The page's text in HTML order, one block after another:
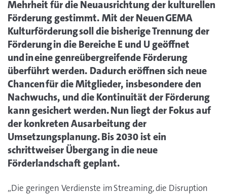
Mehrheit für die Neuausrichtung der kulturellen
Förderung gestimmt. Mit der Neuen GEMA
Kulturförderung soll die bisherige Trennung der
Förderung in die Bereiche E und U geöffnet
und in eine genreübergreifende Förderung
überführt werden. Dadurch eröffnen sich neue
Chancen für die Mitglieder, insbesondere den
Nachwuchs, und die Kontinuität der Förderung
kann gesichert werden. Nun liegt der Fokus auf
der konkreten Ausarbeitung der
Umsetzungsplanung. Bis 2030 ist ein
schrittweiser Übergang in die neue
Förderlandschaft geplant.
„Die geringen Verdienste im Streaming, die Disruption